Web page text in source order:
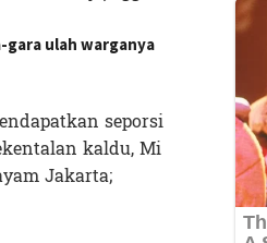
gara ulah warganya
seporsi
kaldu, Mi
Jakarta;